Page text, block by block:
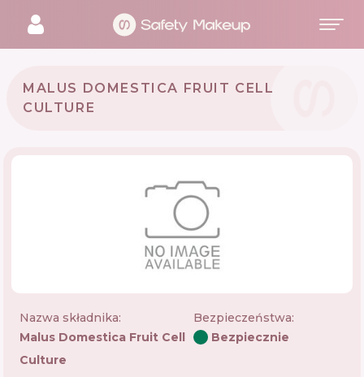
MALUS DOMESTICA FRUIT CELL
CULTURE
Nazwa składnika:
Malus Domestica Fruit Cell
Culture
Bezpieczeństwa:
Bezpiecznie